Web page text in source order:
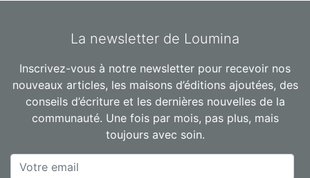
La newsletter de Loumina
Inscrivez-vous à notre newsletter pour recevoir nos
nouveaux articles, les maisons d’éditions ajoutées, des
conseils d’écriture et les dernières nouvelles de la
communauté. Une fois par mois, pas plus, mais
toujours avec soin.